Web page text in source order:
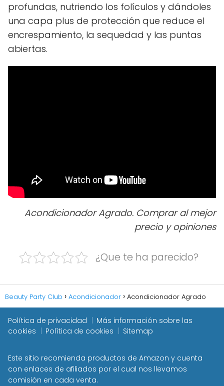
profundas, nutriendo los folículos y dándoles
una capa plus de protección que reduce el
encrespamiento, la sequedad y las puntas
abiertas.
Acondicionador Agrado. Comprar al mejor
precio y opiniones
¿Que te ha parecido?
Beauty Party Club Acondicionador Acondicionador Agrado
Política de privacidad
Más información sobre las
cookies
Política de cookies Sitemap
Este sitio recomienda productos de Amazon y cuenta
con enlaces de afiliados por el cual nos llevamos
comisión en cada venta.